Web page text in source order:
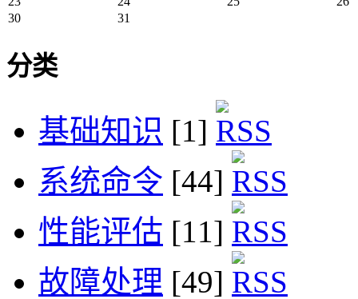
30
31
分类
基础知识 [1]
系统命令 [44]
性能评估 [11]
故障处理 [49]